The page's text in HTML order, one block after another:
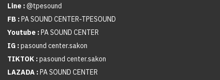
Line :@tpesound
FB :PA SOUND CENTER-TPESOUND
Youtube :PA SOUND CENTER
IG :pasound center.sakon
TIKTOK :pasound center.sakon
LAZADA :PA SOUND CENTER